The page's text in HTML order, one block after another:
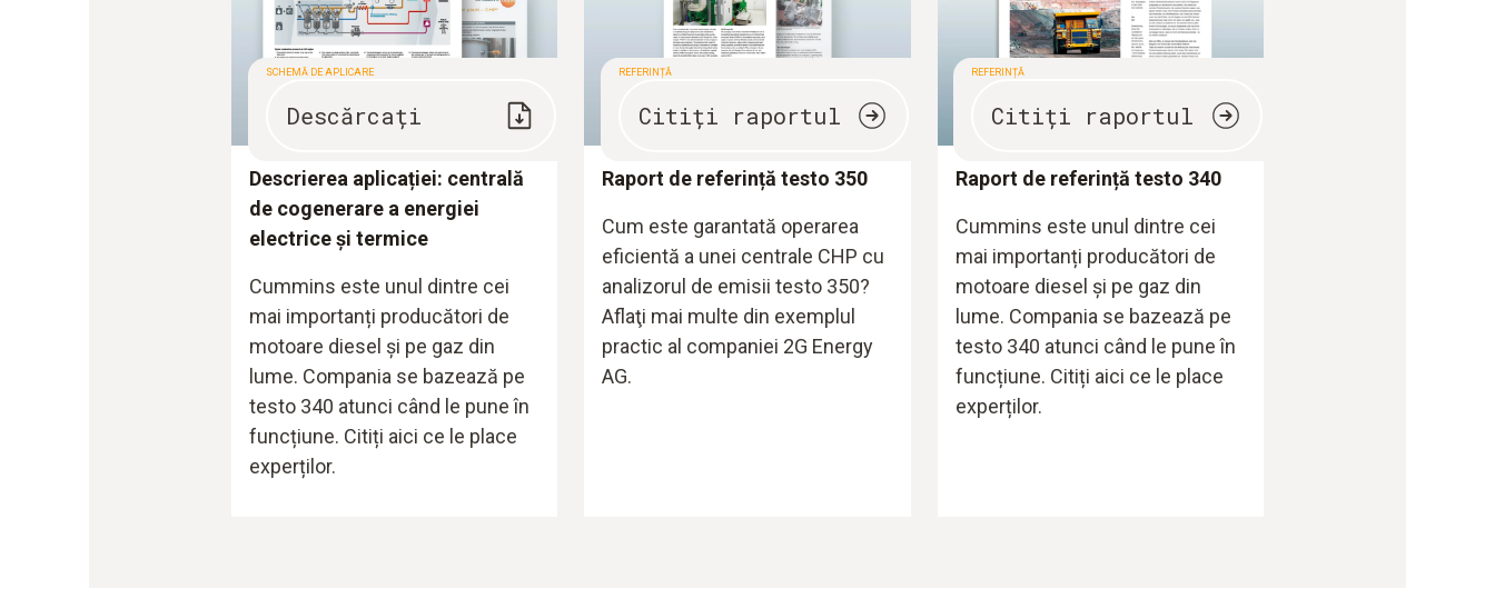
SCHEMĂ DE APLICARE
Descărcați
Descrierea aplicației: centrală
de cogenerare a energiei
electrice și termice
Cummins este unul dintre cei
mai importanți producători de
motoare diesel și pe gaz din
lume. Compania se bazează pe
testo 340 atunci când le pune în
funcțiune. Citiți aici ce le place
experților.
REFERINȚĂ
Citiți raportul
Raport de referință testo 350
Cum este garantată operarea
eficientă a unei centrale CHP cu
analizorul de emisii testo 350?
Aflaţi mai multe din exemplul
practic al companiei 2G Energy
AG.
REFERINȚĂ
Citiți raportul
Raport de referință testo 340
Cummins este unul dintre cei
mai importanți producători de
motoare diesel și pe gaz din
lume. Compania se bazează pe
testo 340 atunci când le pune în
funcțiune. Citiți aici ce le place
experților.